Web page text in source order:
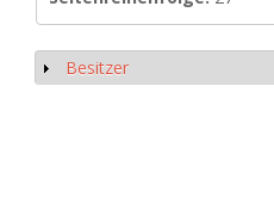
Show
Besitzer